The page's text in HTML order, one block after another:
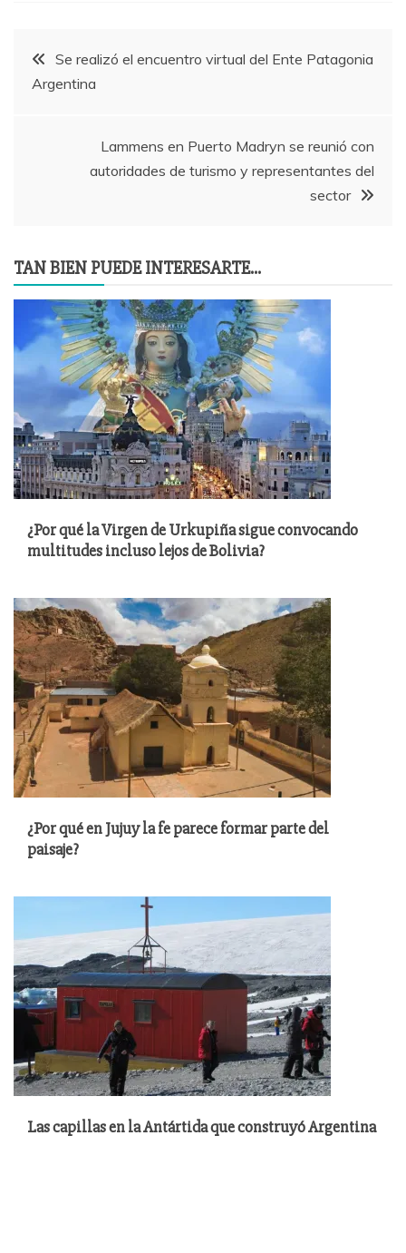
Navegación
entradas
Se realizó el encuentro virtual del Ente Patagonia
Argentina
Lammens en Puerto Madryn se reunió con
autoridades de turismo y representantes del
sector
TAN BIEN PUEDE INTERESARTE...
¿Por qué la Virgen de Urkupiña sigue convocando
multitudes incluso lejos de Bolivia?
¿Por qué en Jujuy la fe parece formar parte del
paisaje?
Las capillas en la Antártida que construyó Argentina